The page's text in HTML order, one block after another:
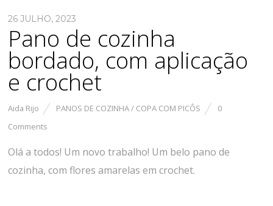
26 JULHO, 2023
Pano de cozinha
bordado, com aplicação
e crochet
Aida Rijo PANOS DE COZINHA / COPA COM PICÔS
0
Comments
Olá a todos! Um novo trabalho! Um belo pano de
cozinha, com flores amarelas em crochet.